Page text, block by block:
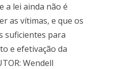
a lei ainda não é
as vítimas, e que os
suficientes para
e efetivação da
Wendell